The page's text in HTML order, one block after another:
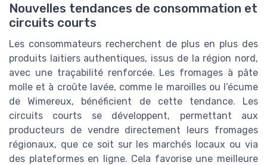
Nouvelles tendances de consommation et
circuits courts
Les consommateurs recherchent de plus en plus des
produits laitiers authentiques, issus de la région nord,
avec une traçabilité renforcée. Les fromages à pâte
molle et à croûte lavée, comme le maroilles ou l’écume
de Wimereux, bénéficient de cette tendance. Les
circuits courts se développent, permettant aux
producteurs de vendre directement leurs fromages
régionaux, que ce soit sur les marchés locaux ou via
des plateformes en ligne. Cela favorise une meilleure